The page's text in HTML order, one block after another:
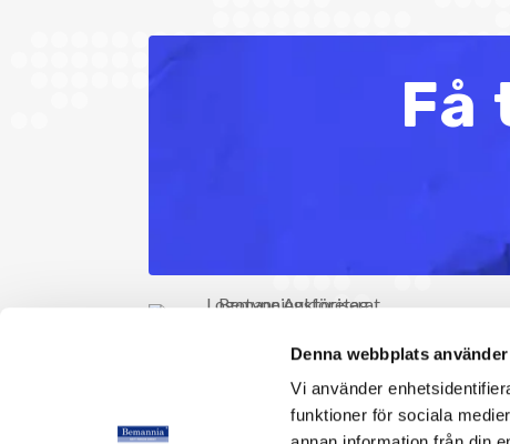
Denna webbplats
Vi använder
funktioner för sociala
Få